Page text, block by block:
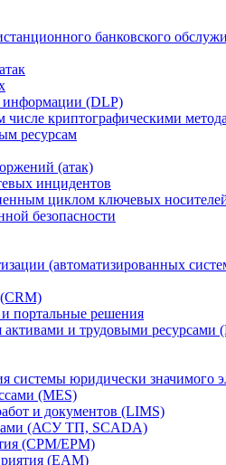
банковского
информации (DLP)
числе криптографическими
ресурсам
(атак)
инцидентов
циклом ключевых
безопасности
(автоматизированных
портальные решения
и трудовыми ресурсами
юридически значимого
(MES)
и документов (LIMS)
(АСУ ТП, SCADA)
(CPM/EPM)
(EAM)